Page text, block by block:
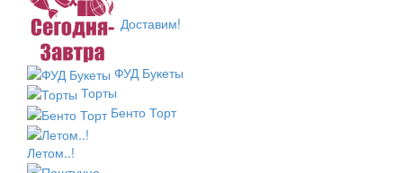
Доставим!
ФУД Букеты
Торты
Бенто Торт
Летом..!